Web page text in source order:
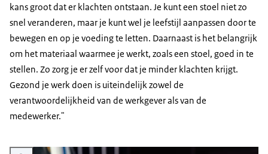
kans groot dat er klachten ontstaan. Je kunt een stoel niet zo
snel veranderen, maar je kunt wel je leefstijl aanpassen door te
bewegen en op je voeding te letten. Daarnaast is het belangrijk
om het materiaal waarmee je werkt, zoals een stoel, goed in te
stellen. Zo zorg je er zelf voor dat je minder klachten krijgt.
Gezond je werk doen is uiteindelijk zowel de
verantwoordelijkheid van de werkgever als van de
medewerker."
Vergroot afbeelding GVB